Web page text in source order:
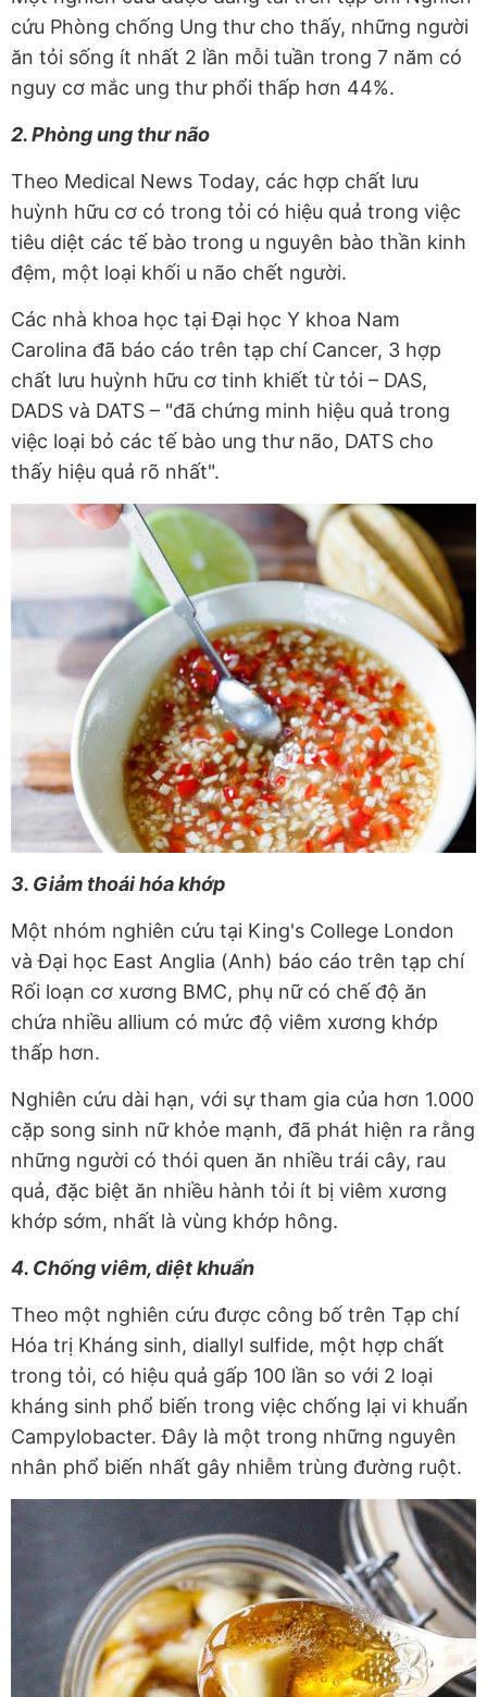
cứu Phòng chống Ung thư cho thấy, những người
ăn tỏi sống ít nhất 2 lần mỗi tuần trong 7 năm có
nguy cơ mắc ung thư phổi thấp hơn 44%.
2. Phòng ung thư não
Theo Medical News Today, các hợp chất lưu
huỳnh hữu cơ có trong tỏi có hiệu quả trong việc
tiêu diệt các tế bào trong u nguyên bào thần kinh
đệm, một loại khối u não chết người.
Các nhà khoa học tại Đại học Y khoa Nam
Carolina đã báo cáo trên tạp chí Cancer, 3 hợp
chất lưu huỳnh hữu cơ tinh khiết từ tỏi – DAS,
DADS và DATS – "đã chứng minh hiệu quả trong
việc loại bỏ các tế bào ung thư não, DATS cho
thấy hiệu quả rõ nhất".
3. Giảm thoái hóa khớp
Một nhóm nghiên cứu tại King's College London
và Đại học East Anglia (Anh) báo cáo trên tạp chí
Rối loạn cơ xương BMC, phụ nữ có chế độ ăn
chứa nhiều allium có mức độ viêm xương khớp
thấp hơn.
Nghiên cứu dài hạn, với sự tham gia của hơn 1.000
cặp song sinh nữ khỏe mạnh, đã phát hiện ra rằng
những người có thói quen ăn nhiều trái cây, rau
quả, đặc biệt ăn nhiều hành tỏi ít bị viêm xương
khớp sớm, nhất là vùng khớp hông.
4. Chống viêm, diệt khuẩn
Theo một nghiên cứu được công bố trên Tạp chí
Hóa trị Kháng sinh, diallyl sulfide, một hợp chất
trong tỏi, có hiệu quả gấp 100 lần so với 2 loại
kháng sinh phổ biến trong việc chống lại vi khuẩn
Campylobacter. Đây là một trong những nguyên
nhân phổ biến nhất gây nhiễm trùng đường ruột.